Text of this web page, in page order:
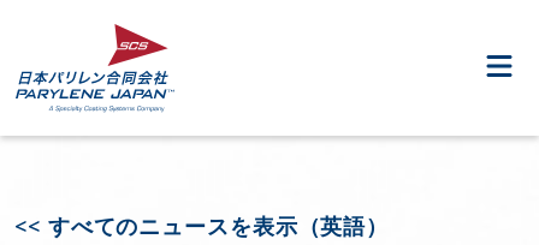
<< すべてのニュースを表示（英語）